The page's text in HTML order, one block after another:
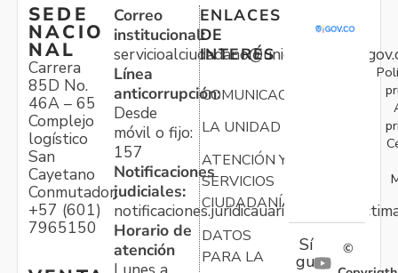
SEDE
NACIO
NAL
Carrera
85D No.
46A – 65
Complejo
logístico
San
Cayetano
Conmutador:
+57 (601)
7965150
Correo
institucional:
Línea
anticorrupción:
Desde
móvil o fijo:
157
Notificaciones
judiciales:
Horario de
atención
ENLACES
DE
INTERÉS
COMUNICACIONES
LA UNIDAD
ATENCIÓN Y
SERVICIOS
CIUDADANÍA
DATOS
PARA LA
Sí
gu
©